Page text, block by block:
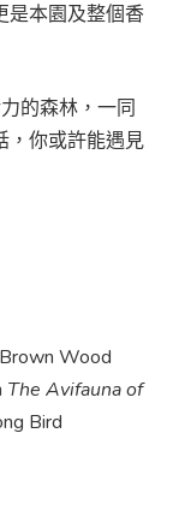
是本園及整個香
的森林，一同
，你或許能遇見
Wood
The Avifauna of
Bird